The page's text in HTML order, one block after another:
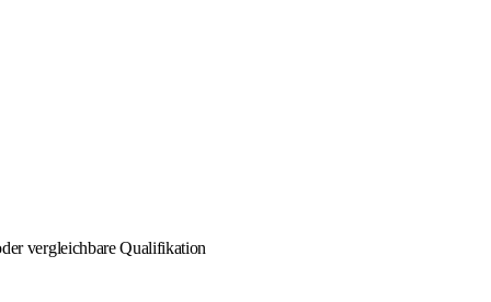
vergleichbare Qualifikation